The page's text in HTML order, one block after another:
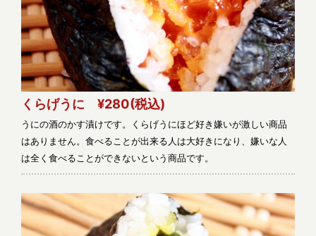
くらげうに ¥280(税込)
うにの酒のかす漬けです。くらげうにほど好き嫌いが激しい商品
はありません。食べることが出来る人は大好きになり、嫌いな人
は全く食べることができないという商品です。